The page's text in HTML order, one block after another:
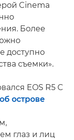
Cinema
Более
доступно
съемки».
EOS R5 C
острове
глаз и лиц